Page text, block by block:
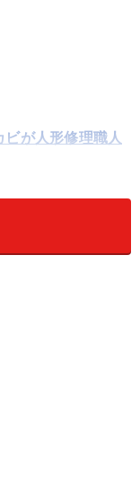
が人形修理職人
んとしまって毎
っかりするとお